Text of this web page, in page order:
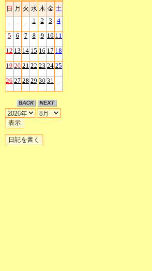
日 月 火 水 木 金 土
- - - 1 2 3 4
5 6 7 8 9 10 11
12 13 14 15 16 17 18
19 20 21 22 23 24 25
26 27 28 29 30 31 -